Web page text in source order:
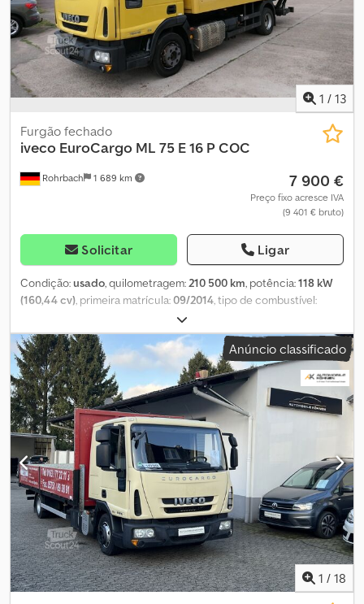
1 / 13
Rohrbach 1 689 km
Furgão fechado
iveco EuroCargo ML 75 E 16 P COC
7 900 €
Preço fixo acresce IVA
(9 401 € bruto)
Solicitar Ligar
Condição:usado, quilometragem:210 500 km, potência:118 kW
(160,44 cv), primeira matrícula:09/2014, tipo de combustível:
, peso máximo de carga:
peso total:7 490 kg, combustível:diesel, cor:amarelo, cabina do
condutor:outro, tipo de engrenagem: automático, classe de
emissão:Euro 6, suspensão:outro, número de lugares:2,
comprimento total:7 250 mm, comprimento do espaço de carga:
5 400 mm, largura do espaço de carga:2 200 mm
, Ano de fabrico:
2014, altura de construção:3 300 mm, Equipamento:
Compra ou aceitação em troca dos seguintes: - Veículos de
transporte ligeiro - Empilhadores - Veículos comerciais - Veículos
especiais - Frotas Dkodezqvy Sjpfx Aqgjr Grande oferta de Iveco
Daily, Volkswagen Caddy e Volkswagen T5 da Deutsche Post.
Outros: - Várias opções de carregamento - Serviço de registo de
veículos - Entrega disponível em toda a Alemanha mediante taxa
adicional Visita possível sem marcação prévia: Seg. – Sex.: 08:00 às
17:00 Sáb.: 09:00 às 14:00 Endereço: Hauptstr. 90 76865 Rohrbach
(Pfalz) Tel.: Email: Mais informações disponíveis em Falamos
Alemão / Inglês / Russo / Italiano / Francês / Espanhol Mais
Anúncio classificado
1 / 18